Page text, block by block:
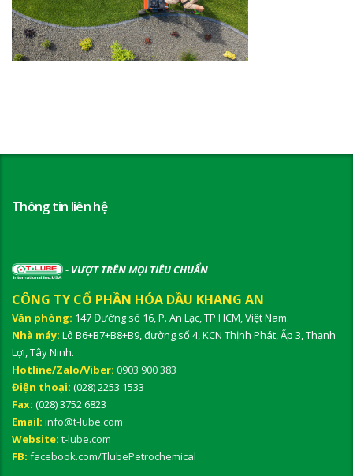
Thông tin liên hệ
- VƯỢT TRÊN MỌI TIÊU CHUẨN
CÔNG TY CỔ PHẦN HÓA DẦU KHANG AN
Văn phòng: 147 Đường số 16, P. An Lạc, TP.HCM, Việt Nam.
Nhà máy: Lô B6+B7+B8+B9, đường số 4, KCN Thịnh Phát, Ấp 3, Thạnh
Lợi, Tây Ninh.
Hotline/Zalo/Viber: 0903 900 383
Điện thoại: (028) 2253 1533
Fax: (028) 3752 6823
Email: info@t-lube.com
Website: t-lube.com
FB: facebook.com/TlubePetrochemical